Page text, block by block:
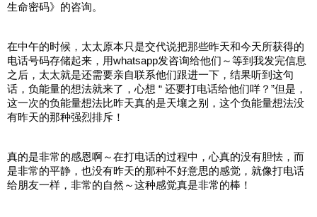
生命密码》的咨询。
在中午的时候，太太原本只是交代说把那些昨天和今天所获得的
电话号码存储起来，用whatsapp发咨询给他们～等到我发完信息
之后，太太就是还需要亲自联系他们跟进一下，结果听到这句
话，负能量的想法就来了，心想 “ 还要打电话给他们咩？”但是，
这一次的负能量想法比昨天真的是天壤之别，这个负能量想法没
有昨天的那种强烈排斥！
真的是非常的感恩啊～在打电话的过程中，心真的没有胆怯，而
是非常的平静，也没有昨天的那种不好意思的感觉，就像打电话
给朋友一样，非常的自然～这种感觉真是非常的棒！